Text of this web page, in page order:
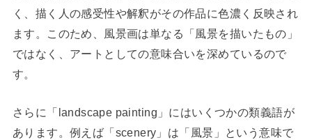
く、描く人の感受性や解釈がその作品に色濃く反映され
ます。このため、風景画は単なる「風景を描いたもの」
ではなく、アートとしての意味合いを深めているので
す。
さらに「landscape painting」にはいくつかの類義語が
あります。例えば「scenery」は「風景」という意味で